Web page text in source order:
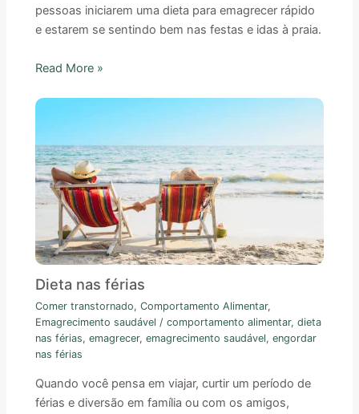
pessoas iniciarem uma dieta para emagrecer rápido
e estarem se sentindo bem nas festas e idas à praia.
Read More »
Dieta nas férias
Comer transtornado,Comportamento Alimentar,
Emagrecimento saudável /comportamento alimentar,dieta
nas férias,emagrecer,emagrecimento saudável,engordar
nas férias
Quando você pensa em viajar, curtir um período de
férias e diversão em família ou com os amigos,